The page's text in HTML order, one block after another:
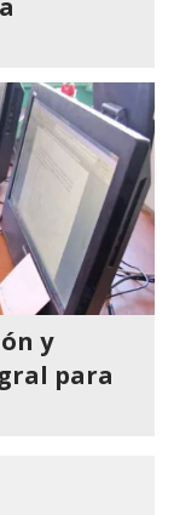
y
para